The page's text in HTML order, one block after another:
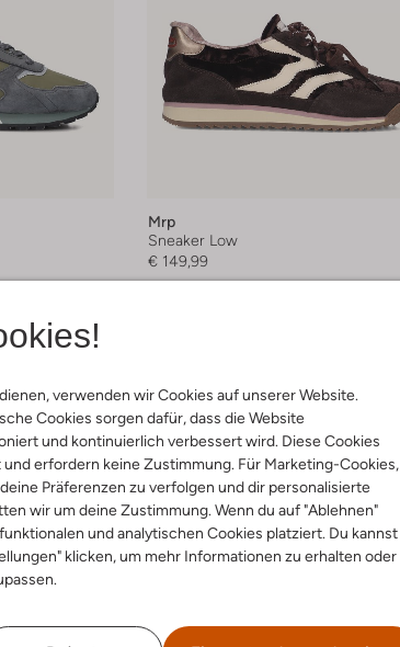
verwenden wir Cookies auf unserer Website.
Cookies sorgen dafür, dass die Website
und kontinuierlich verbessert wird. Diese Cookies
erfordern keine Zustimmung. Für Marketing-Cookies,
Präferenzen zu verfolgen und dir personalisierte
wir um deine Zustimmung. Wenn du auf "Ablehnen"
und analytischen Cookies platziert. Du kannst
klicken, um mehr Informationen zu erhalten oder
Mrp
Sneaker Low
€ 149,99